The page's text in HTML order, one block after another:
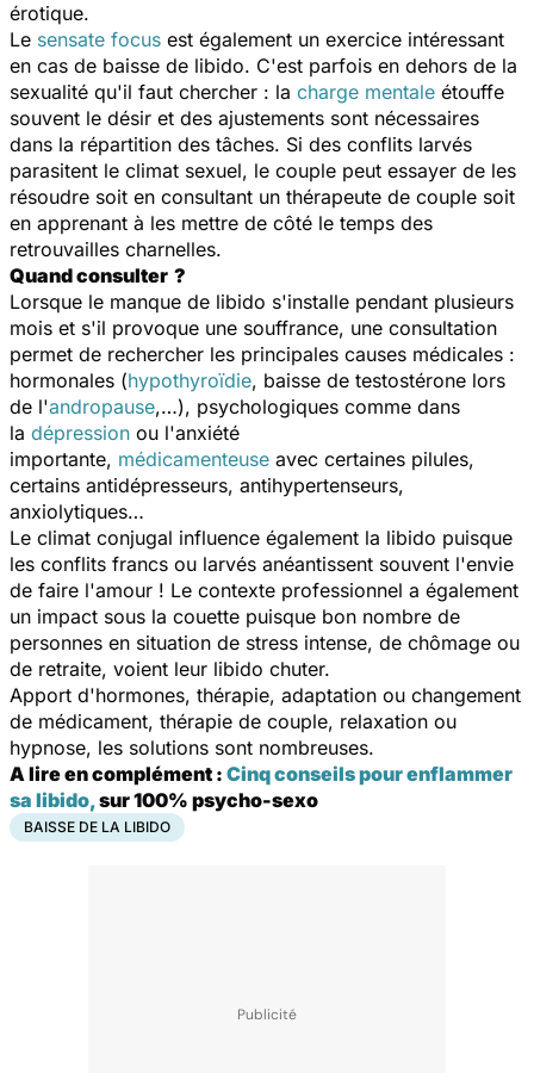
érotique.
Le sensate focus est également un exercice intéressant
en cas de baisse de libido. C'est parfois en dehors de la
sexualité qu'il faut chercher : la charge mentale étouffe
souvent le désir et des ajustements sont nécessaires
dans la répartition des tâches. Si des conflits larvés
parasitent le climat sexuel, le couple peut essayer de les
résoudre soit en consultant un thérapeute de couple soit
en apprenant à les mettre de côté le temps des
retrouvailles charnelles.
Quand consulter ?
Lorsque le manque de libido s'installe pendant plusieurs
mois et s'il provoque une souffrance, une consultation
permet de rechercher les principales causes médicales :
hormonales (hypothyroïdie, baisse de testostérone lors
de l'andropause,…), psychologiques comme dans
la dépression ou l'anxiété
importante, médicamenteuse avec certaines pilules,
certains antidépresseurs, antihypertenseurs,
anxiolytiques…
Le climat conjugal influence également la libido puisque
les conflits francs ou larvés anéantissent souvent l'envie
de faire l'amour ! Le contexte professionnel a également
un impact sous la couette puisque bon nombre de
personnes en situation de stress intense, de chômage ou
de retraite, voient leur libido chuter.
Apport d'hormones, thérapie, adaptation ou changement
de médicament, thérapie de couple, relaxation ou
hypnose, les solutions sont nombreuses.
A lire en complément : Cinq conseils pour enflammer
sa libido,sur 100% psycho-sexo
BAISSE DE LA LIBIDO